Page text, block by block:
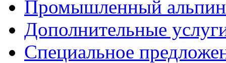
Промышленный
Дополнительные
Специальное